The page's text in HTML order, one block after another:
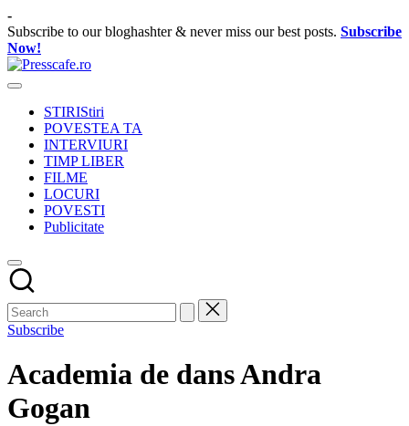
Skip
to
content
-
Subscribe to our bloghashter & never miss our best posts. Subscribe
Now!
Presscafe.ro
Cafeneau
urbaneSTIRIStiri
POVESTEA TA
INTERVIURI
TIMP LIBER
FILME
LOCURI
POVESTI
Publicitate
Subscribe
Academia de dans Andra
Gogan